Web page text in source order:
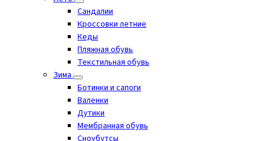
Cандалии
Кроссовки летние
Кеды
Пляжная обувь
Текстильная обувь
Зима
Ботинки и сапоги
Валенки
Дутики
Мембранная обувь
Сноубутсы